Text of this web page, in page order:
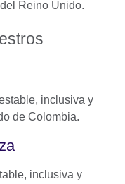
Reino Unido.
inclusiva y